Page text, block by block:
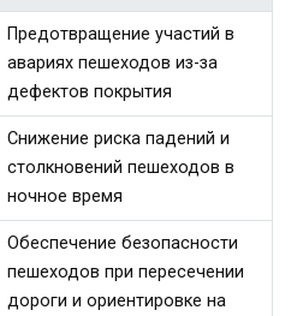
Предотвращение участий в
авариях пешеходов из-за
дефектов покрытия
Снижение риска падений и
столкновений пешеходов в
ночное время
Обеспечение безопасности
пешеходов при пересечении
дороги и ориентировке на